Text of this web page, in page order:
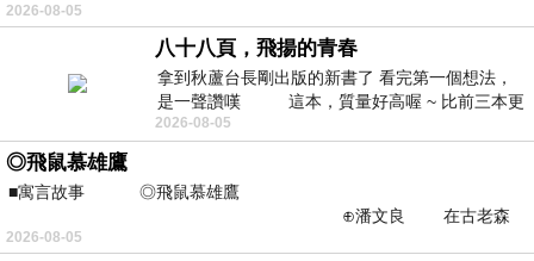
2026-08-05
八十八頁，飛揚的青春
拿到秋蘆台長剛出版的新書了 看完第一個想法，
是一聲讚嘆 這本，質量好高喔 ~ 比前三本更
勝一
2026-08-05
◎飛鼠慕雄鷹
■寓言故事 ◎飛鼠慕雄鷹
⊕潘文良 在古老森
林的底層，住著一隻小飛鼠
2026-08-05